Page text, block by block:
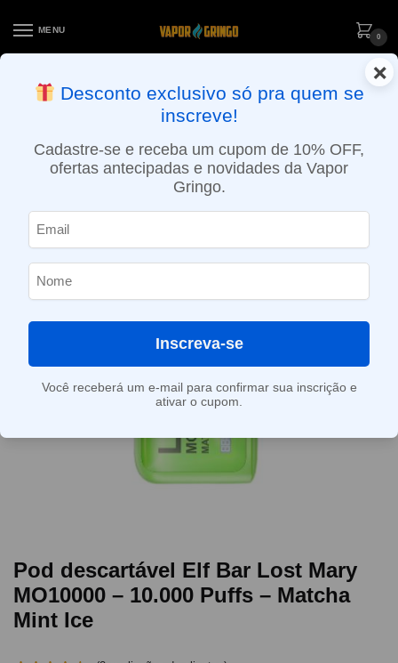
MENU
0
ENTREGA NO MESMO DIA EM SÃO PAULO (SEG A SEX): PEDIDOS
APROVADOS ATÉ 15:30 VIA MOTOBOY
Pod descartável Elf Bar Lost Mary
MO10000 – 10.000 Puffs – Matcha
Mint Ice
×
Desconto exclusivo só pra quem se
inscreve!
Cadastre-se e receba um cupom de 10% OFF,
ofertas antecipadas e novidades da Vapor
Gringo.
Inscreva-se
Você receberá um e-mail para confirmar sua inscrição e
ativar o cupom.